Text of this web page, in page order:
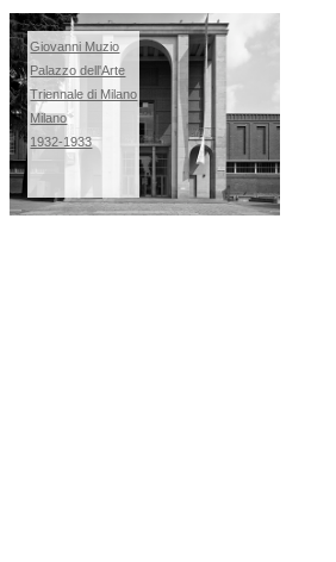
Giovanni Muzio
Palazzo dell'Arte
Triennale di Milano
Milano
1932-1933